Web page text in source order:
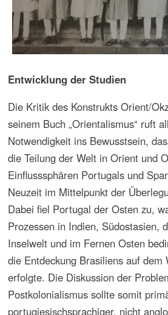
dieser Kolonialkultur erfährt in der Gegenwart eine
Intensivierung durch Kulturinstitutionen, den
und die Medien. Diese Entwicklung ruft nach
Kulturanalysen, da abgesehen von mangelnder
Hinsicht Integrationsprozesse von Gruppen
Assimilation, der Permanenz, der erneuten
Vergewisserung von Abstammung, der
der Konstruktion von Bildern u.a. Prozesse, die von
politischer Bedeutung und Brisanz sind.
Durch die Anwendung kompatibler Theoriemodelle
erscheint eine Entwicklung transdisziplinärer
der Analyse von Prozessen, die mit dem Kolonial-
zusammenhängen, nicht undenkbar. Der Gebrauch
desselben Vokabulars in verschiedenen
und Fachbereichen bedeutet jedoch nicht, dass
Auffassungen vorliegen und aus denselben
wissenschaftstheoretischen Vorbedingungen heraus
argumentiert wird. Gerade in der interdisziplinären
Diskussion, die durch die Orientierung an
Identität und Differenz ermöglicht wird, zeigt sich die
Notwendigkeit der Beachtung von
Netzwerken des Denkens, die